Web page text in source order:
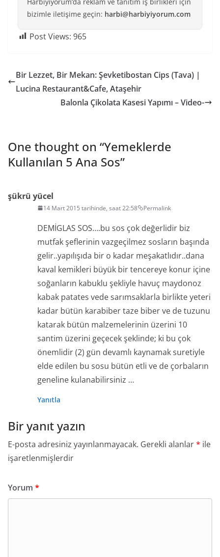
bizimle iletişime geçin: harbi@harbiyiyorum.com
Post Views: 965
Bir Lezzet, Bir Mekan: Şevketibostan Cips (Tava) |
Lucina Restaurant&Cafe, Ataşehir
Balonla Çikolata Kasesi Yapımı – Video-
One thought on “Yemeklerde
Kullanılan 5 Ana Sos”
şükrü yücel
14 Mart 2015 tarihinde, saat 22:58 Permalink
DEMİGLAS SOS….bu sos çok değerlidir biz
mutfak şeflerinin vazgeçilmez sosların başında
gelir..yapılışıda bir o kadar meşakatlıdır..dana
kaval kemikleri büyük bir tencereye konur içine
soğanların kabuklu şekliyle havuç maydonoz
kabak patates vede sarımsaklarla birlikte yeteri
kadar bütün karabiber taze biber ve de tuzunu
katarak bütün malzemelerinin üzerini 10
santim üzerini geçecek şeklinde; ki bu çok
önemlidir (2) gün devamlı kaynamak suretiyle
elde edilen bu sosu bütün etli ve de çorbaların
geneline kulanabilirsiniz …
Yanıtla
Bir yanıt yazın
E-posta adresiniz yayınlanmayacak. Gerekli alanlar* ile
işaretlenmişlerdir
Yorum *